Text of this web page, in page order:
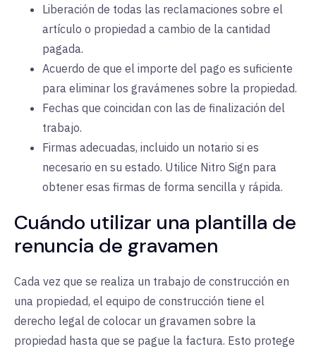
Liberación de todas las reclamaciones sobre el
artículo o propiedad a cambio de la cantidad
pagada.
Acuerdo de que el importe del pago es suficiente
para eliminar los gravámenes sobre la propiedad.
Fechas que coincidan con las de finalización del
trabajo.
Firmas adecuadas, incluido un notario si es
necesario en su estado. Utilice Nitro Sign para
obtener esas firmas de forma sencilla y rápida.
Cuándo utilizar una plantilla de
renuncia de gravamen
Cada vez que se realiza un trabajo de construcción en
una propiedad, el equipo de construcción tiene el
derecho legal de colocar un gravamen sobre la
propiedad hasta que se pague la factura. Esto protege